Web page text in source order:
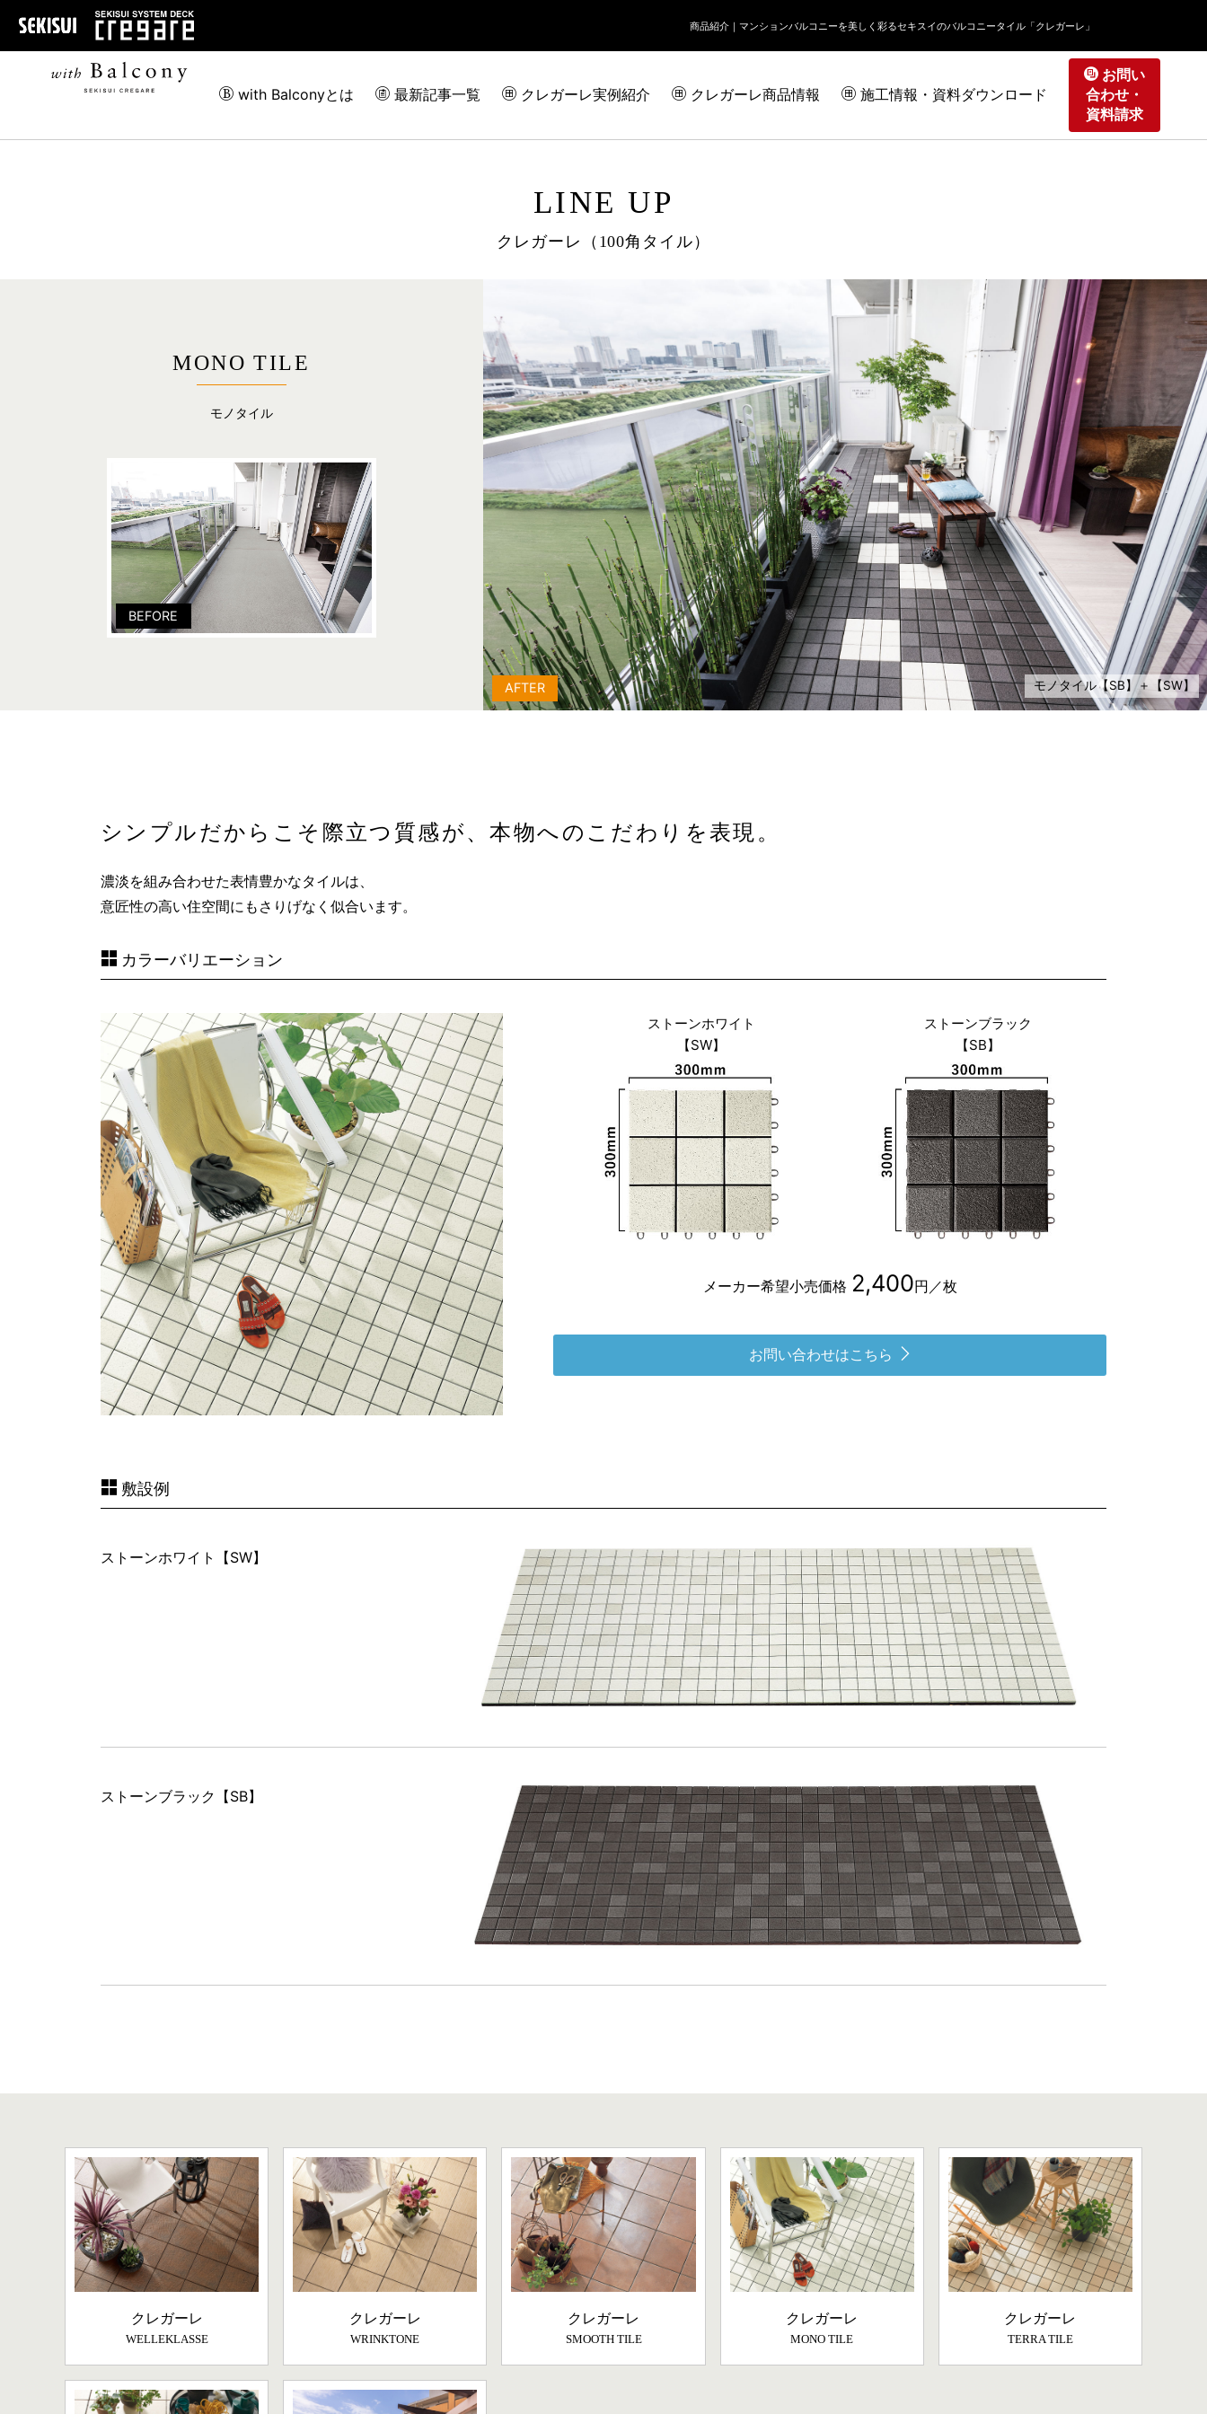
商品紹介｜ マンションバルコニーを美しく彩るセキスイのバルコニータイル「クレガーレ」
with Balconyとは 最新記事一覧 クレガーレ実例紹介 クレガーレ商品情報 施工情報・資料ダウンロード
お問い
合わせ・
資料請求
LINE UP
クレガーレ（100角タイル）
MONO TILE
モノタイル
モノタイル【SB】＋【SW】
シンプルだからこそ際立つ質感が、本物へのこだわりを表現。
濃淡を組み合わせた表情豊かなタイルは、
意匠性の高い住空間にもさりげなく似合います。
カラーバリエーション
ストーンホワイト
【SW】
ストーンブラック
【SB】
メーカー希望小売価格 2,400円／枚
お問い合わせはこちら
敷設例
ストーンホワイト 【SW】
ストーンブラック 【SB】
クレガーレ
WELLEKLASSE
クレガーレ
WRINKTONE
クレガーレ
SMOOTH TILE
クレガーレ
MONO TILE
クレガーレ
TERRA TILE